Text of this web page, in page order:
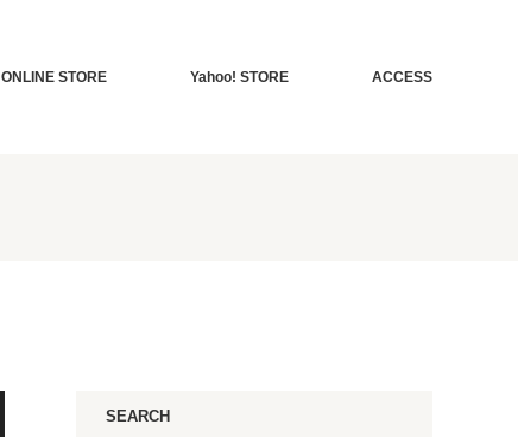
ONLINE STORE Yahoo! STORE ACCESS
SEARCH